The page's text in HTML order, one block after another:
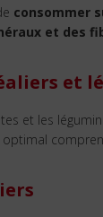
consommer
et des
et
et les
optimal